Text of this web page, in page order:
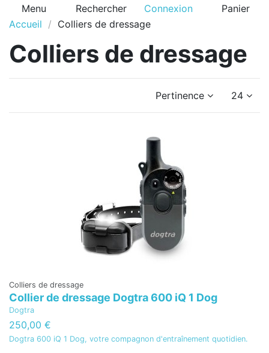
Menu Rechercher Connexion
Panier
Accueil
Colliers de dressage
Colliers de dressage
Pertinence 24
Colliers de dressage
Collier de dressage Dogtra 600 iQ 1 Dog
Dogtra
250,00 €
Dogtra 600 iQ 1 Dog, votre compagnon d'entraînement quotidien.